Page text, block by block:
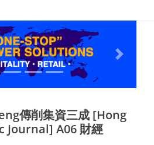
Next
傳削集資三成 [Hong
Journal] A06 財經